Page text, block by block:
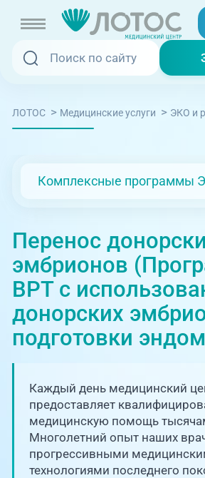
Услуги и цены
Отзывы
Адреса клиник
О клинике
Блог врачей
Новости
Пациентам
Записаться онлайн
Вызвать скорую
Медицина на дому
Телемедицина
+7 (351) 220-00-
Единая справочная
запись на прием
Центр амбулаторной
онкологической помощи
+7 (7142) 927-
Справочный телефон
жителей Казахстана
ЛОТОС > Медицинские услуги > ЭКО и
Комплексные программы
Перенос
эмбрионов
ВРТ с
донорских
подготовки
Каждый день медицинский
предоставляет
медицинскую помощь
Многолетний опыт наших
прогрессивными
технологиями последнего